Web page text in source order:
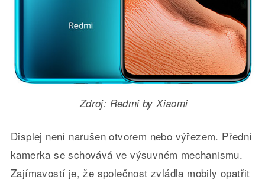
Zdroj: Redmi by Xiaomi
Displej není narušen otvorem nebo výřezem. Přední
kamerka se schovává ve výsuvném mechanismu.
Zajímavostí je, že společnost zvládla mobily opatřit